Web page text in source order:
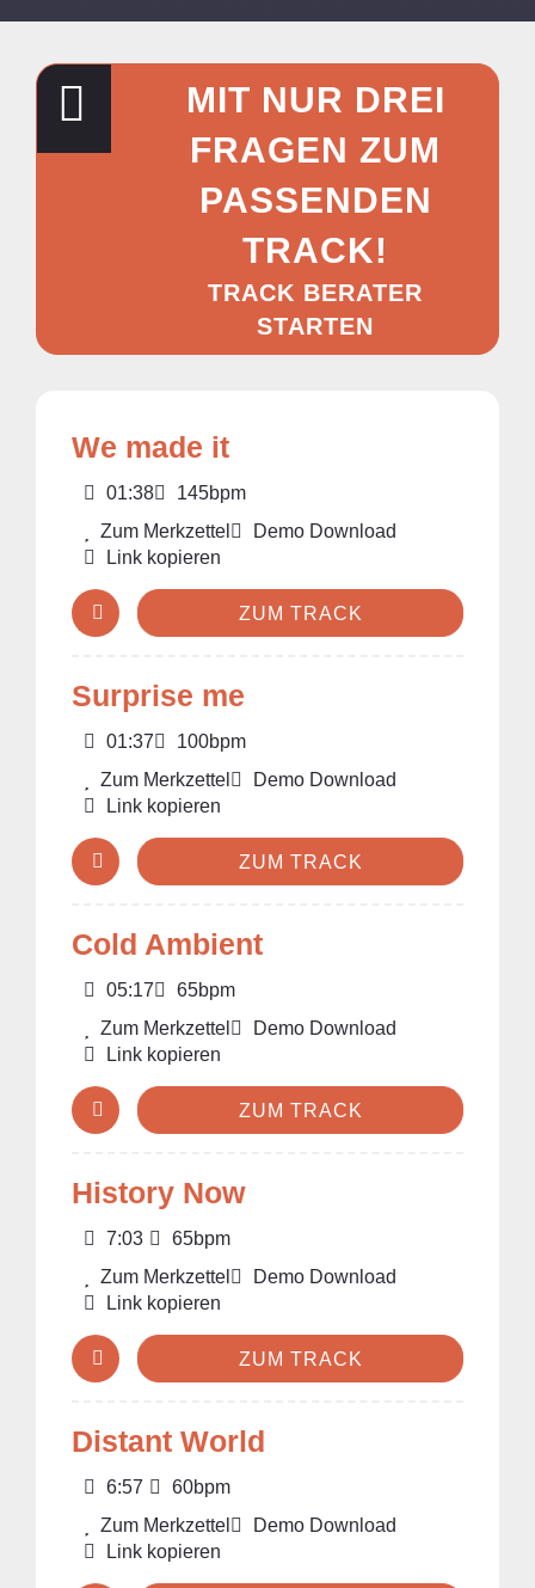
MIT NUR DREI
FRAGEN ZUM
PASSENDEN
TRACK!
TRACK BERATER
STARTEN
We made it
01:38
145bpm
Zum Merkzettel
Demo Download
Link kopieren
ZUM TRACK
Surprise me
01:37
100bpm
Zum Merkzettel
Demo Download
Link kopieren
ZUM TRACK
Cold Ambient
05:17
65bpm
Zum Merkzettel
Demo Download
Link kopieren
ZUM TRACK
History Now
7:03
65bpm
Zum Merkzettel
Demo Download
Link kopieren
ZUM TRACK
Distant World
6:57
60bpm
Zum Merkzettel
Demo Download
Link kopieren